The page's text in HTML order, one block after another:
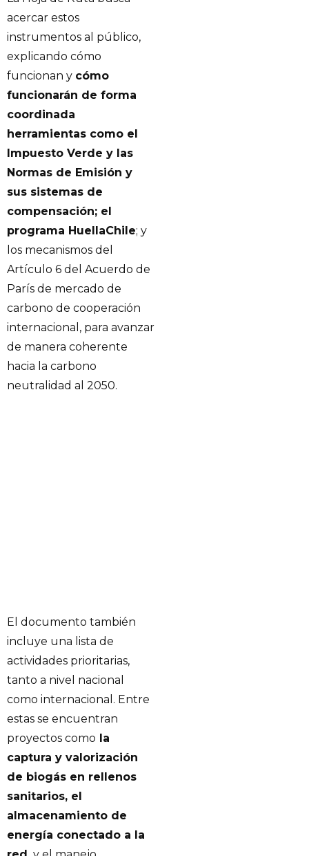
acercar estos
instrumentos al público,
explicando cómo
funcionan y cómo
funcionarán de forma
coordinada
herramientas como el
Impuesto Verde y las
Normas de Emisión y
sus sistemas de
compensación; el
programa HuellaChile; y
los mecanismos del
Artículo 6 del Acuerdo de
París de mercado de
carbono de cooperación
internacional, para avanzar
de manera coherente
hacia la carbono
neutralidad al 2050.
El documento también
incluye una lista de
actividades prioritarias,
tanto a nivel nacional
como internacional. Entre
estas se encuentran
proyectos como la
captura y valorización
de biogás en rellenos
sanitarios, el
almacenamiento de
energía conectado a la